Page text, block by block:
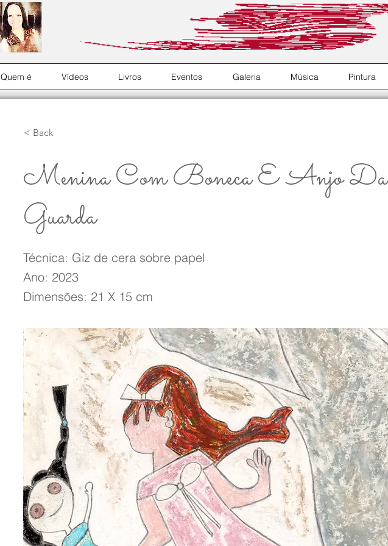
Quem é Vídeos Livros Eventos Galeria Música Pintura
< Back
Menina Com Boneca E Anjo Da
Guarda
Técnica: Giz de cera sobre papel
Ano: 2023
Dimensões: 21 X 15 cm